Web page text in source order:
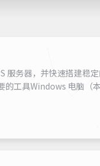
服务器，并快速搭建稳
工具Windows 电脑（